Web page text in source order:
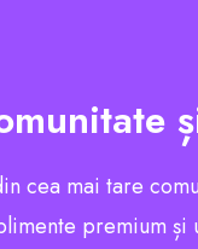
cea mai tare
premium